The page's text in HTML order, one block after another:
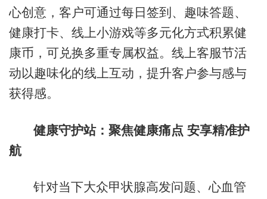
心创意，客户可通过每日签到、趣味答题、
健康打卡、线上小游戏等多元化方式积累健
康币，可兑换多重专属权益。线上客服节活
动以趣味化的线上互动，提升客户参与感与
获得感。
健康守护站：聚焦健康痛点 安享精准护
航
针对当下大众甲状腺高发问题、心血管